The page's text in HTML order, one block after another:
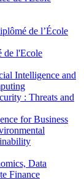
de l’École
de l'Ecole
Intelligence and
: Threats and
for Business
Data
Finance